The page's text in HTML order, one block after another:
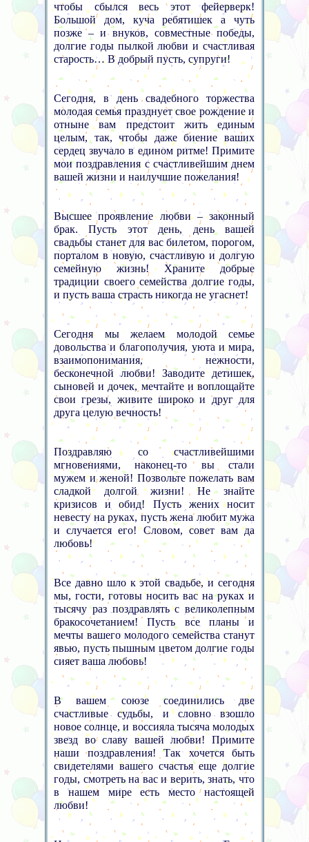
чтобы сбылся весь этот фейерверк!
Большой дом, куча ребятишек а чуть
позже – и внуков, совместные победы,
долгие годы пылкой любви и счастливая
старость… В добрый пусть, супруги!
Сегодня, в день свадебного торжества
молодая семья празднует свое рождение и
отныне вам предстоит жить единым
целым, так, чтобы даже биение ваших
сердец звучало в едином ритме! Примите
мои поздравления с счастливейшим днем
вашей жизни и наилучшие пожелания!
Высшее проявление любви – законный
брак. Пусть этот день, день вашей
свадьбы станет для вас билетом, порогом,
порталом в новую, счастливую и долгую
семейную жизнь! Храните добрые
традиции своего семейства долгие годы,
и пусть ваша страсть никогда не угаснет!
Сегодня мы желаем молодой семье
довольства и благополучия, уюта и мира,
взаимопонимания, нежности,
бесконечной любви! Заводите детишек,
сыновей и дочек, мечтайте и воплощайте
свои грезы, живите широко и друг для
друга целую вечность!
Поздравляю со счастливейшими
мгновениями, наконец-то вы стали
мужем и женой! Позвольте пожелать вам
сладкой долгой жизни! Не знайте
кризисов и обид! Пусть жених носит
невесту на руках, пусть жена любит мужа
и случается его! Словом, совет вам да
любовь!
Все давно шло к этой свадьбе, и сегодня
мы, гости, готовы носить вас на руках и
тысячу раз поздравлять с великолепным
бракосочетанием! Пусть все планы и
мечты вашего молодого семейства станут
явью, пусть пышным цветом долгие годы
сияет ваша любовь!
В вашем союзе соединились две
счастливые судьбы, и словно взошло
новое солнце, и воссияла тысяча молодых
звезд во славу вашей любви! Примите
наши поздравления! Так хочется быть
свидетелями вашего счастья еще долгие
годы, смотреть на вас и верить, знать, что
в нашем мире есть место настоящей
любви!